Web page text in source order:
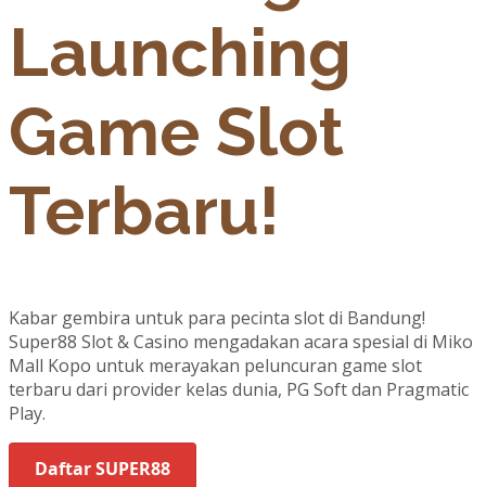
Launching
Game Slot
Terbaru!
Kabar gembira untuk para pecinta slot di Bandung!
Super88 Slot & Casino mengadakan acara spesial di Miko
Mall Kopo untuk merayakan peluncuran game slot
terbaru dari provider kelas dunia, PG Soft dan Pragmatic
Play.
Daftar SUPER88